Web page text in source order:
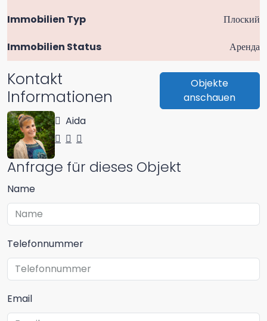
Immobilien Typ
Плоский
Immobilien Status
Аренда
Kontakt
Informationen
Objekte
anschauen
Aida
Anfrage für dieses Objekt
Name
Telefonnummer
Email